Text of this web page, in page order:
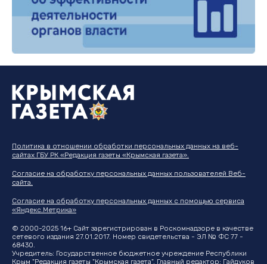
Политика в отношении обработки персональных данных на веб-
сайтах ГБУ РК «Редакция газеты «Крымская газета».
Согласие на обработку персональных данных пользователей Веб-
сайта.
Согласие на обработку персональных данных с помощью сервиса
«Яндекс.Метрика»
© 2000-2025 16+ Сайт зарегистрирован в Роскомнадзоре в качестве
сетевого издания 27.01.2017. Номер свидетельства - ЭЛ № ФС 77 -
68430.
Учредитель: Государственное бюджетное учреждение Республики
Крым "Редакция газеты "Крымская газета". Главный редактор: Гайдуков